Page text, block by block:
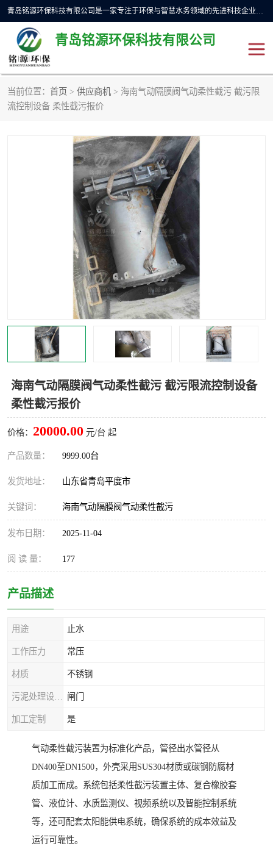
青岛铭源环保科技有限公司是一家专注于环保与智慧水务领域的先进科技企业，公司专注于云智能一体化预制泵站、水务循环利用、海绵城市、云智慧水务开发及新型环保技术研发等领域。铭源环保以为客户提供优质产品、专业技术服务为己任。为客户提供量身定制方案，提供多种配置方案满足实际使用要求。严控供货周期，并提供高标准后期维护。以环保为己任，视质量如生命，以技术做先导，靠诚信赢客户。
青岛铭源环保科技有限公司
当前位置： 首页 > 供应商机 > 海南气动隔膜阀气动柔性截污 截污限
流控制设备 柔性截污报价
海南气动隔膜阀气动柔性截污 截污限流控制设备
柔性截污报价
价格： 20000.00 元/台 起
产品数量： 9999.00台
发货地址： 山东省青岛平度市
关键词： 海南气动隔膜阀气动柔性截污
发布日期： 2025-11-04
阅 读 量： 177
产品描述
用途 止水
工作压力 常压
材质 不锈钢
闸门
加工定制 是
气动柔性截污装置为标准化产品，管径出水管径从
DN400至DN1500，外壳采用SUS304材质或碳钢防腐材
质加工而成。系统包括柔性截污装置主体、复合橡胶套
管、液位计、水质监测仪、视频系统以及智能控制系统
等，还可配套太阳能供电系统，确保系统的成本效益及
运行可靠性。
一体化HMPP泵站
智能旋转喷射器
液动限流闸门
加压泵房/灌溉泵房 一体化预制泵站
不锈钢浮筒阀 真空冲洗装置
雨水收集回用装置 门式冲洗装置
智能一体化灌溉泵房 一体化污水处理泵房
水面垃圾清理装置 浅层砂过滤装置
一体化泵闸 柔性截污
真空冲洗设备
水平自清洗格栅